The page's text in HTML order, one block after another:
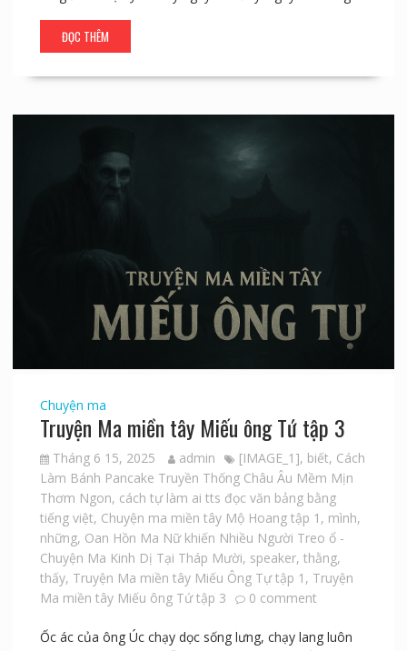
ĐỌC THÊM
Chuyện ma
Truyện Ma miền tây Miếu ông Tứ tập 3
Tháng 6 15, 2025 admin [IMAGE_1], biết, Cách
Làm Bánh Pancake Truyền Thống Châu Âu Mềm Mịn
Thơm Ngon, cách tự làm ai tts đọc văn bảng bằng
tiếng việt, Chuyện ma miền tây Mộ Hoang tập 1 , mình,
những, Oan Hồn Ma Nữ khiến Nhiều Người Treo ổ -
Chuyện Ma Kinh Dị Tại Tháp Mười, speaker, thằng,
thấy, Truyện Ma miền tây Miếu Ông Tự tập 1 , Truyện
Ma miền tây Miếu ông Tứ tập 3
0 comment
Ốc ác của ông Úc chạy dọc sống lưng, chạy lang luôn